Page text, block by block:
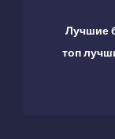
Лучшие
топ